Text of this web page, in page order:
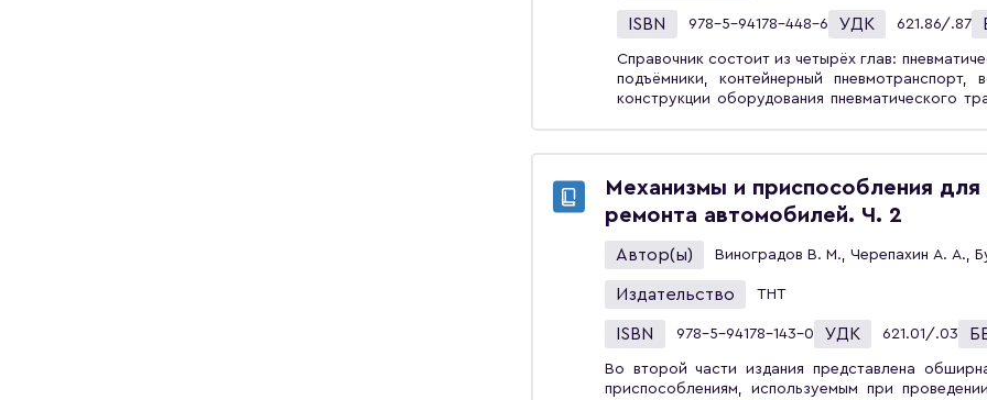
ISBN 978-5-94178-448-6 УДК 621.86/.87
Справочник состоит из четырёх глав:
подъёмники, контейнерный
конструкции оборудования пневматического
оборудования.Справочник предназначен для
может быть полезен специалистам,
пневматического транспорта в различных
Механизмы и приспособления
ремонта автомобилей. Ч. 2
Автор(ы) Виноградов В. М., Черепахин А. А.,
Издательство ТНТ
ISBN 978-5-94178-143-0 УДК 621.01/.03
Во второй части издания представлена
приспособлениям, используемым при